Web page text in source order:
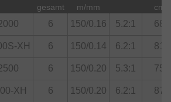
werden mit I-Shape Kurbelknauf
2500 bis 4000 mit T-Shape
gesamt m/mm cm
6 150/0.16 5.2:1
68
XH 6 150/0.14 6.2:1
81
6 150/0.20 5.3:1
75
XH 6 150/0.20 6.2:1
87